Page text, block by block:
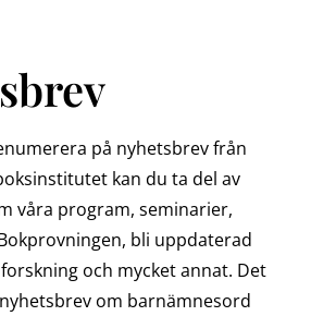
på nyhetsbrev från
kan du ta del av
våra program, seminarier,
bli uppdaterad
och mycket annat. Det
om barnämnesord